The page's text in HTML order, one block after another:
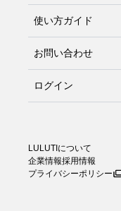
使い方ガイド
お問い合わせ
ログイン
LULUTIについて
企業情報採用情報
プライバシーポリシー